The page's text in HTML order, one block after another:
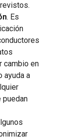
. Es
cambio en
ayuda a
puedan